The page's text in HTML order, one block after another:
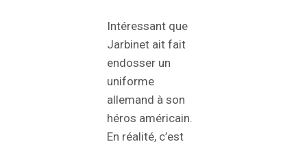
Intéressant que
Jarbinet ait fait
endosser un
uniforme
allemand à son
héros américain.
En réalité, c’est